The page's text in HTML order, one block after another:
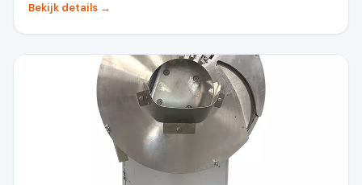
Bekijk details →